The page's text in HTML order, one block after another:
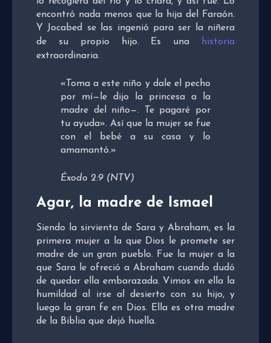
encontró nada menos que la hija del Faraón.
Y Jocabed se las ingenió para ser la niñera
de su propio hijo. Es una
historia
extraordinaria.
«Toma a este niño y dale el pecho
por mí—le dijo la princesa a la
madre del niño—. Te pagaré por
tu ayuda». Así que la mujer se fue
con el bebé a su casa y lo
amamantó.»
Éxodo 2:9 (NTV)
Agar, la madre de Ismael
Siendo la sirvienta de Sara y Abraham, es la
primera mujer a la que Dios le promete ser
madre de un gran pueblo. Fue la mujer a la
que Sara le ofreció a Abraham cuando dudó
de quedar ella embarazada. Vimos en ella la
humildad al irse al desierto con su hijo, y
luego la gran fe en Dios. Ella es otra madre
de la Biblia que dejó huella.